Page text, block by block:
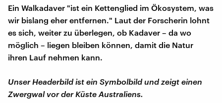
Ein Walkadaver "ist ein Kettenglied im Ökosystem, was
wir bislang eher entfernen." Laut der Forscherin lohnt
es sich, weiter zu überlegen, ob Kadaver – da wo
möglich – liegen bleiben können, damit die Natur
ihren Lauf nehmen kann.
Unser Headerbild ist ein Symbolbild und zeigt einen
Zwergwal vor der Küste Australiens.